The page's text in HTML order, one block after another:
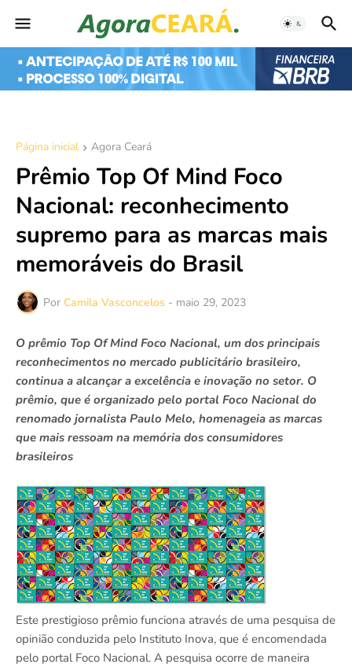
Página inicial Agora Ceará
Prêmio Top Of Mind Foco
Nacional: reconhecimento
supremo para as marcas mais
memoráveis do Brasil
Por Camila Vasconcelos - maio 29, 2023
O prêmio Top Of Mind Foco Nacional, um dos principais
reconhecimentos no mercado publicitário brasileiro,
continua a alcançar a excelência e inovação no setor. O
prêmio, que é organizado pelo portal Foco Nacional do
renomado jornalista Paulo Melo, homenageia as marcas
que mais ressoam na memória dos consumidores
brasileiros
Este prestigioso prêmio funciona através de uma pesquisa de
opinião conduzida pelo Instituto Inova, que é encomendada
pelo portal Foco Nacional. A pesquisa ocorre de maneira